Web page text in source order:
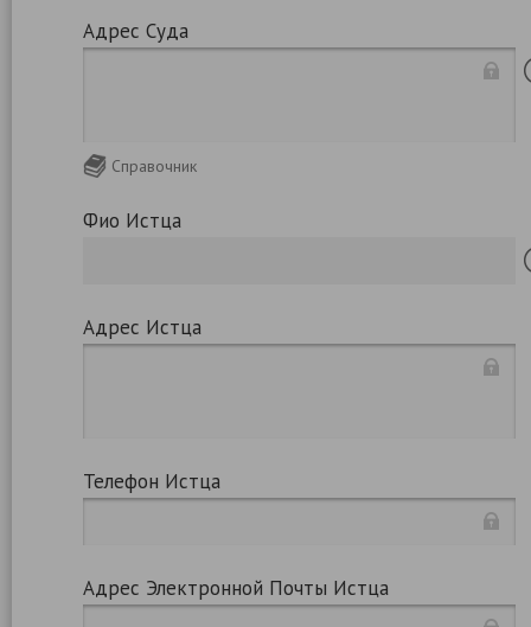
Адрес Суда
Справочник
Фио Истца
Адрес Истца
Телефон Истца
Адрес Электронной Почты Истца